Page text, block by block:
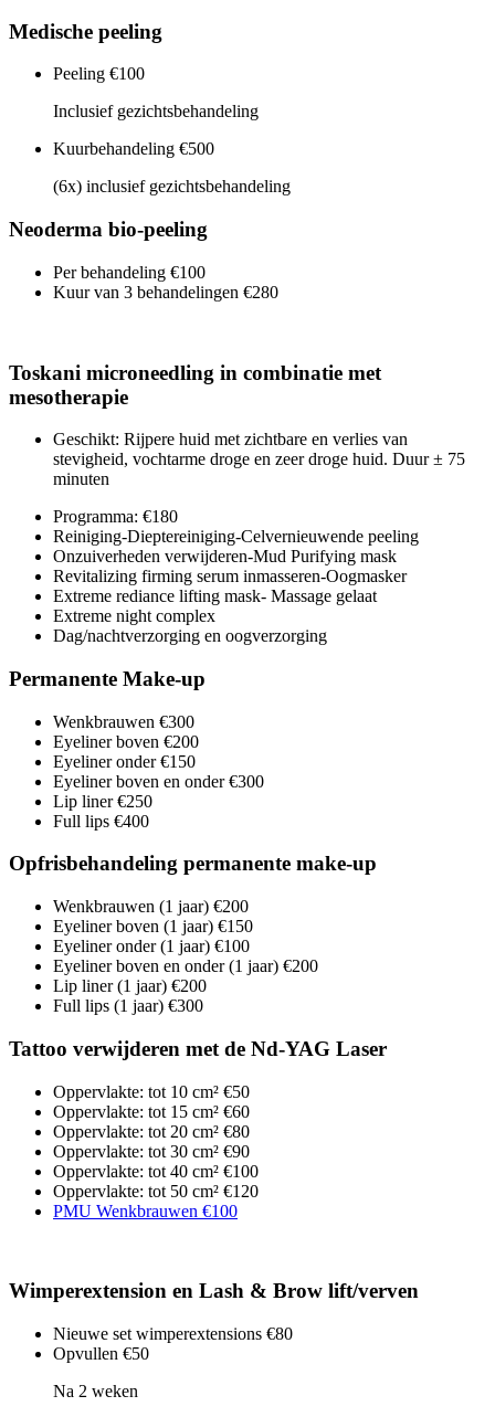
Medische peeling
Peeling €100
Inclusief gezichtsbehandeling
Kuurbehandeling €500
(6x) inclusief gezichtsbehandeling
Neoderma bio-peeling
Per behandeling €100
Kuur van 3 behandelingen €280
Toskani microneedling in combinatie met
mesotherapie
Geschikt: Rijpere huid met zichtbare en verlies van
stevigheid, vochtarme droge en zeer droge huid. Duur ± 75
minuten
Programma: €180
Reiniging-Dieptereiniging-Celvernieuwende peeling
Onzuiverheden verwijderen-Mud Purifying mask
Revitalizing firming serum inmasseren-Oogmasker
Extreme rediance lifting mask- Massage gelaat
Extreme night complex
Dag/nachtverzorging en oogverzorging
Permanente Make-up
Wenkbrauwen €300
Eyeliner boven €200
Eyeliner onder€150
Eyeliner boven en onder€300
Lip liner€250
Full lips €400
Opfrisbehandeling permanente make-up
Wenkbrauwen (1 jaar) €200
Eyeliner boven (1 jaar) €150
Eyeliner onder (1 jaar) €100
Eyeliner boven en onder (1 jaar) €200
Lip liner (1 jaar) €200
Full lips (1 jaar) €300
Tattoo verwijderen met de Nd-YAG Laser
Oppervlakte: tot 10 cm² €50
Oppervlakte: tot 15 cm² €60
Oppervlakte: tot 20 cm² €80
Oppervlakte: tot 30 cm² €90
Oppervlakte: tot 40 cm² €100
Oppervlakte: tot 50 cm² €120
PMU Wenkbrauwen €100
Wimperextension en Lash & Brow lift/verven
Nieuwe set wimperextensions €80
Opvullen €50
Na 2 weken